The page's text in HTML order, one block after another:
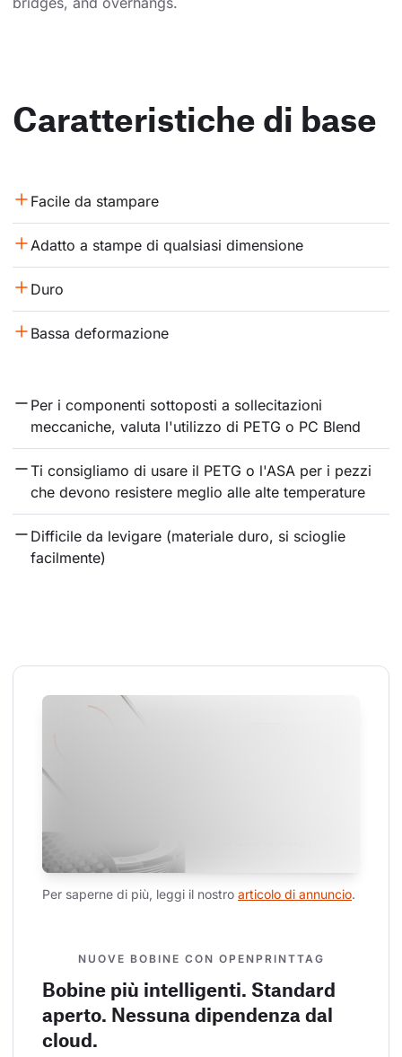
Caratteristiche di base
Facile da stampare
Adatto a stampe di qualsiasi dimensione
Duro
Bassa deformazione
Per i componenti sottoposti a sollecitazioni
meccaniche, valuta l'utilizzo di PETG o PC Blend
Ti consigliamo di usare il PETG o l'ASA per i pezzi
che devono resistere meglio alle alte temperature
Difficile da levigare (materiale duro, si scioglie
facilmente)
Per saperne di più, leggi il nostro articolo di annuncio.
NUOVE BOBINE CON OPENPRINTTAG
Bobine più intelligenti. Standard
aperto. Nessuna dipendenza dal
cloud.